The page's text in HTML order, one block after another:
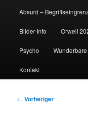
Absurd –
Bilder-Info Orwell
Psycho
Kontakt
Beitragsnavigation
← Vorheriger